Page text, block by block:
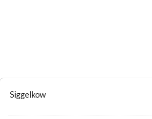
Siggelkow